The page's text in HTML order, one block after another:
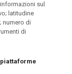
sul
latitudine
numero di
di